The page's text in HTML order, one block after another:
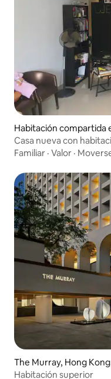
Habitación compartida
Casa nueva con
涌
Familiar · Valor ·
The Murray, Hong
Habitación superior